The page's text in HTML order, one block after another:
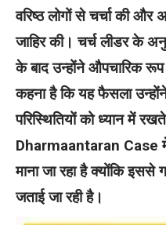
वरिष्ठ लोगों से चर्चा की और
जाहिर की। चर्च लीडर के
के बाद उन्होंने औपचारिक
कहना है कि यह फैसला
परिस्थितियों को ध्यान में
Dharmaantaran Case
माना जा रहा है क्योंकि इससे
जताई जा रही है।